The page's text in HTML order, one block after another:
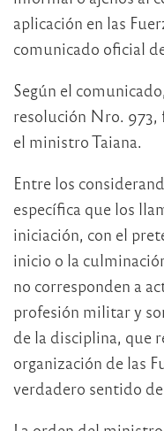
aplicación en las
comunicado oficial
Según el
resolución Nro. 973,
el ministro Taiana.
Entre los
específica que los
iniciación, con el
inicio o la
no corresponden a
profesión militar y
de la disciplina, que
organización de las
verdadero sentido